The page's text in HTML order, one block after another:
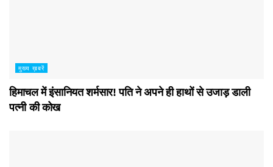
मुख्य ख़बरें
हिमाचल में इंसानियत शर्मसार! पति ने अपने ही हाथों से उजाड़ डाली
पत्नी की कोख